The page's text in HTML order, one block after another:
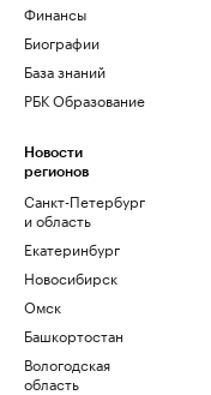
Финансы
Биографии
База знаний
РБК Образование
Новости
регионов
Санкт-Петербург
и область
Екатеринбург
Новосибирск
Омск
Башкортостан
Вологодская
область